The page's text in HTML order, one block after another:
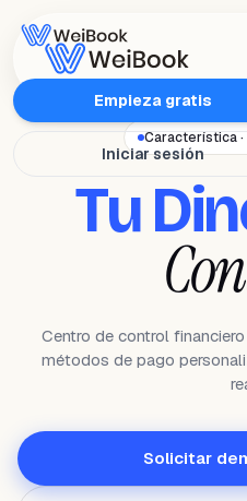
Características
Planes
Wanda
WeiAcademy
¿NECESITAS AYUDA?
Empieza gratis
Iniciar sesión
Característica
Tu
Centro de control
métodos de pago
Solicitar